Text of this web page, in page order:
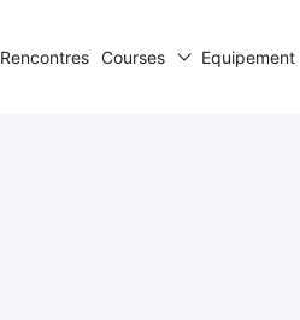
Rencontres Courses Equipement